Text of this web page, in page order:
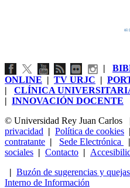
|
ONLINE | TV URJC |
| CLÍNICA
| INNOVACIÓN DOCENTE
© Universidad Rey Juan Carlos
privacidad | Política de cookies
contratante | Sede Electrónica |
sociales | Contacto |
| Buzón de sugerencias y quejas
Interno de Información